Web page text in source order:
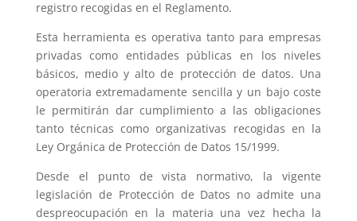
registro recogidas en el Reglamento.
Esta herramienta es operativa tanto para empresas
privadas como entidades públicas en los niveles
básicos, medio y alto de protección de datos. Una
operatoria extremadamente sencilla y un bajo coste
le permitirán dar cumplimiento a las obligaciones
tanto técnicas como organizativas recogidas en la
Ley Orgánica de Protección de Datos 15/1999.
Desde el punto de vista normativo, la vigente
legislación de Protección de Datos no admite una
despreocupación en la materia una vez hecha la